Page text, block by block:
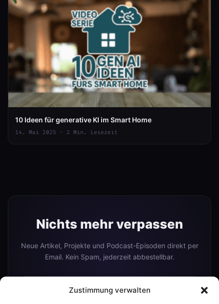
Zustimmung verwalten
10 Ideen für generative KI im Smart Home
14. Mai 2025 · 2 Min. Lesezeit
Nichts mehr verpassen
Neue Artikel, Projekte und Podcast-Episoden direkt per
Email. Kein Spam, jederzeit abbestellbar.